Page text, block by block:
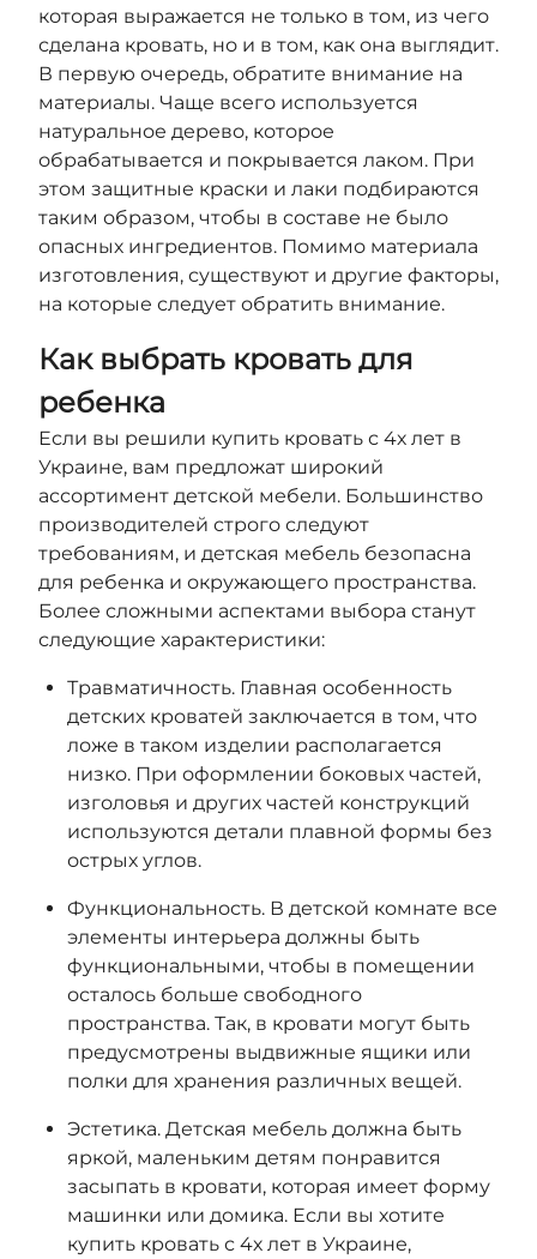
которая выражается не только в том, из чего
сделана кровать, но и в том, как она выглядит.
В первую очередь, обратите внимание на
материалы. Чаще всего используется
натуральное дерево, которое
обрабатывается и покрывается лаком. При
этом защитные краски и лаки подбираются
таким образом, чтобы в составе не было
опасных ингредиентов. Помимо материала
изготовления, существуют и другие факторы,
на которые следует обратить внимание.
Как выбрать кровать для
ребенка
Если вы решили купить кровать с 4х лет в
Украине, вам предложат широкий
ассортимент детской мебели. Большинство
производителей строго следуют
требованиям, и детская мебель безопасна
для ребенка и окружающего пространства.
Более сложными аспектами выбора станут
следующие характеристики:
Травматичность. Главная особенность
детских кроватей заключается в том, что
ложе в таком изделии располагается
низко. При оформлении боковых частей,
изголовья и других частей конструкций
используются детали плавной формы без
острых углов.
Функциональность. В детской комнате все
элементы интерьера должны быть
функциональными, чтобы в помещении
осталось больше свободного
пространства. Так, в кровати могут быть
предусмотрены выдвижные ящики или
полки для хранения различных вещей.
Эстетика. Детская мебель должна быть
яркой, маленьким детям понравится
засыпать в кровати, которая имеет форму
машинки или домика. Если вы хотите
купить кровать с 4х лет в Украине,